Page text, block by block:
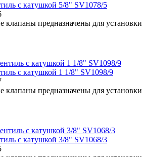
с катушкой 5/8" SV1078/5
клапаны предназначены для
с катушкой 1 1/8" SV1098/9
клапаны предназначены для
с катушкой 3/8" SV1068/3